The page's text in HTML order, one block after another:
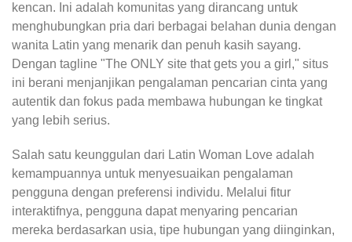
kencan. Ini adalah komunitas yang dirancang untuk
menghubungkan pria dari berbagai belahan dunia dengan
wanita Latin yang menarik dan penuh kasih sayang.
Dengan tagline "The ONLY site that gets you a girl," situs
ini berani menjanjikan pengalaman pencarian cinta yang
autentik dan fokus pada membawa hubungan ke tingkat
yang lebih serius.
Salah satu keunggulan dari Latin Woman Love adalah
kemampuannya untuk menyesuaikan pengalaman
pengguna dengan preferensi individu. Melalui fitur
interaktifnya, pengguna dapat menyaring pencarian
mereka berdasarkan usia, tipe hubungan yang diinginkan,